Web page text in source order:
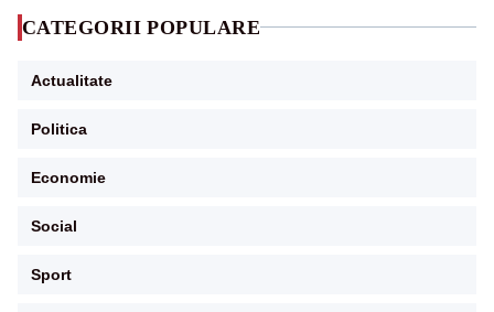
CATEGORII POPULARE
Actualitate
Politica
Economie
Social
Sport